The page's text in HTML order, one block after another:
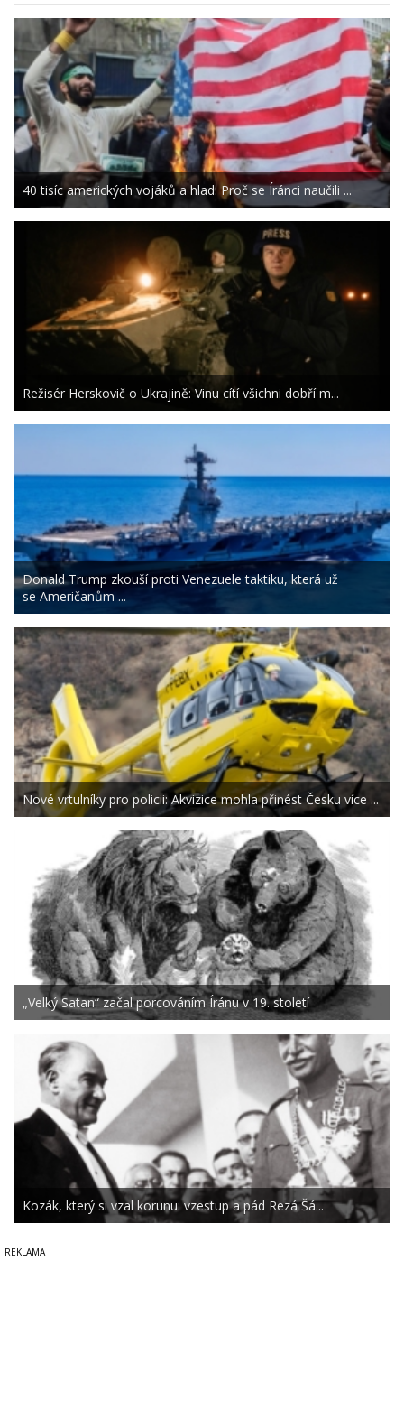
40 tisíc amerických vojáků a hlad: Proč se Íránci naučili ...
Režisér Herskovič o Ukrajině: Vinu cítí všichni dobří m...
Donald Trump zkouší proti Venezuele taktiku, která už
se Američanům ...
Nové vrtulníky pro policii: Akvizice mohla přinést Česku více ...
„Velký Satan“ začal porcováním Íránu v 19. století
Kozák, který si vzal korunu: vzestup a pád Rezá Šá...